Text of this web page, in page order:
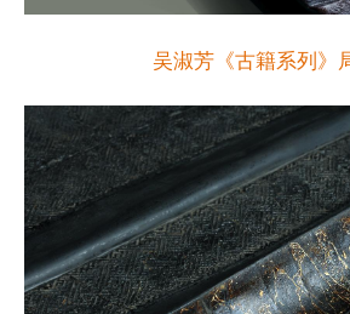
吴淑芳《古籍系列》